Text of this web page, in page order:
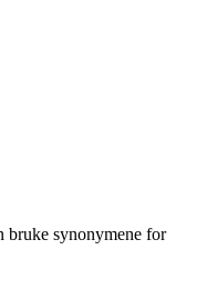
bruke synonymene for